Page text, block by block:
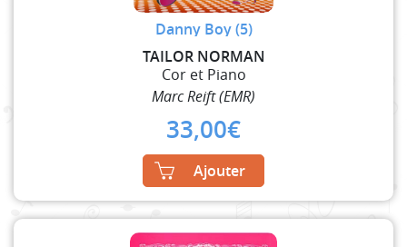
Danny Boy (5)
TAILOR NORMAN
Cor et Piano
Marc Reift (EMR)
33,00€
Ajouter